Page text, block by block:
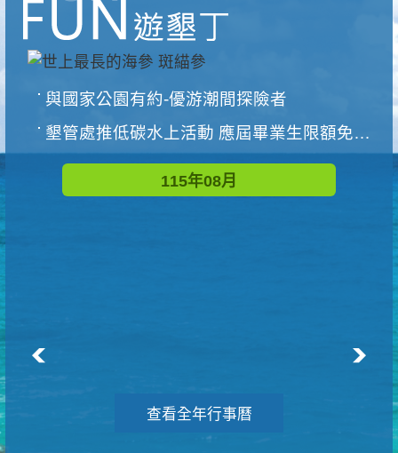
與國家公園有約-優游潮間探險者
墾管處推低碳水上活動 應屆畢業生限額免費參加
115年08月
查看全年行事曆